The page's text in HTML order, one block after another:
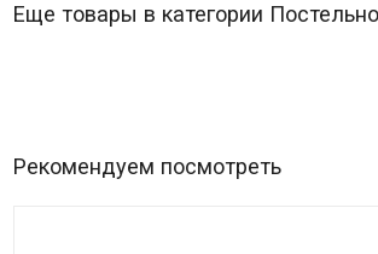
Еще товары в категории
Рекомендуем посмотреть